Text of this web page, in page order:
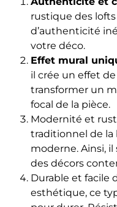
rustique des
d’authenticité
votre déco.
Effet mural
il crée un effet
transformer un
focal de la pièce.
Modernité et
traditionnel de la
moderne. Ainsi,
des décors
Durable et facile
esthétique, ce